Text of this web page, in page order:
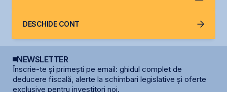
DESCHIDE CONT
NEWSLETTER
Înscrie-te și primești pe email: ghidul complet de
deducere fiscală, alerte la schimbari legislative și oferte
exclusive pentru investitori noi.